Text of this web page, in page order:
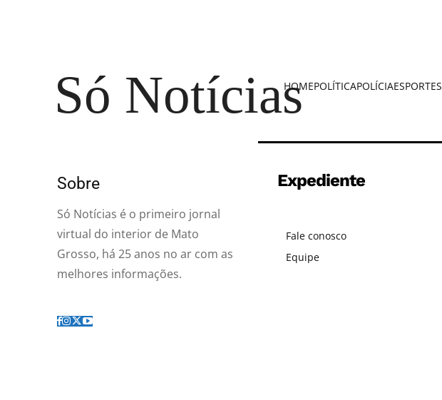
Só Notícias
HOMEPOLÍTICAPOLÍCIAESPORTES
Sobre
Só Notícias é o primeiro jornal
virtual do interior de Mato
Grosso, há 25 anos no ar com as
melhores informações.
Expediente
Fale conosco
Equipe